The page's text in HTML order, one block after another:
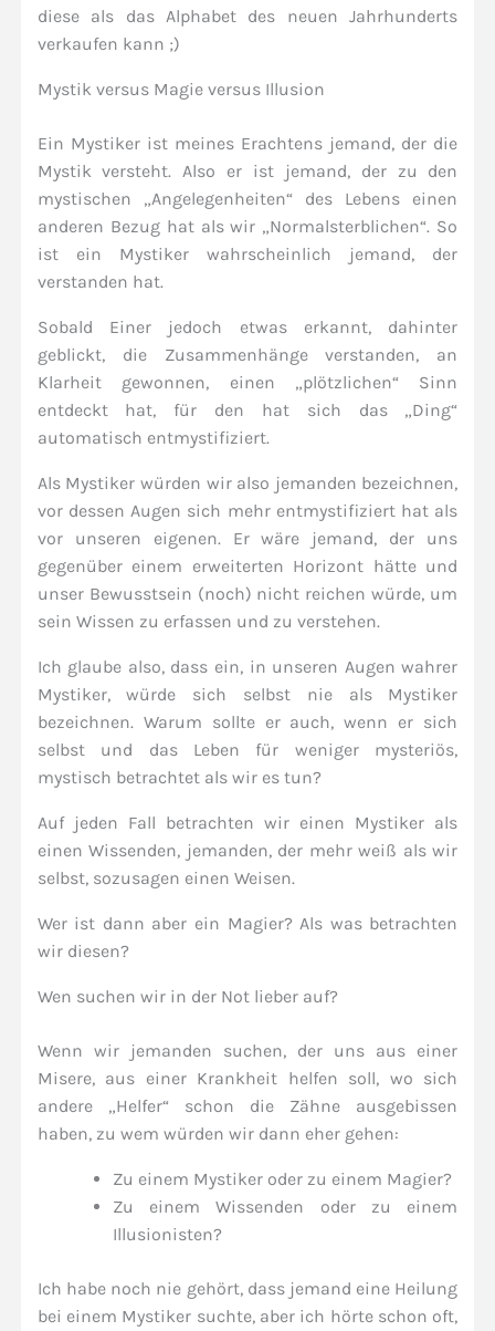
diese als das Alphabet des neuen Jahrhunderts
verkaufen kann ;)
Mystik versus Magie versus Illusion
Ein Mystiker ist meines Erachtens jemand, der die
Mystik versteht. Also er ist jemand, der zu den
mystischen „Angelegenheiten“ des Lebens einen
anderen Bezug hat als wir „Normalsterblichen“. So
ist ein Mystiker wahrscheinlich jemand, der
verstanden hat.
Sobald Einer jedoch etwas erkannt, dahinter
geblickt, die Zusammenhänge verstanden, an
Klarheit gewonnen, einen „plötzlichen“ Sinn
entdeckt hat, für den hat sich das „Ding“
automatisch entmystifiziert.
Als Mystiker würden wir also jemanden bezeichnen,
vor dessen Augen sich mehr entmystifiziert hat als
vor unseren eigenen. Er wäre jemand, der uns
gegenüber einem erweiterten Horizont hätte und
unser Bewusstsein (noch) nicht reichen würde, um
sein Wissen zu erfassen und zu verstehen.
Ich glaube also, dass ein, in unseren Augen wahrer
Mystiker, würde sich selbst nie als Mystiker
bezeichnen. Warum sollte er auch, wenn er sich
selbst und das Leben für weniger mysteriös,
mystisch betrachtet als wir es tun?
Auf jeden Fall betrachten wir einen Mystiker als
einen Wissenden, jemanden, der mehr weiß als wir
selbst, sozusagen einen Weisen.
Wer ist dann aber ein Magier? Als was betrachten
wir diesen?
Wen suchen wir in der Not lieber auf?
Wenn wir jemanden suchen, der uns aus einer
Misere, aus einer Krankheit helfen soll, wo sich
andere „Helfer“ schon die Zähne ausgebissen
haben, zu wem würden wir dann eher gehen:
Zu einem Mystiker oder zu einem Magier?
Zu einem Wissenden oder zu einem
Illusionisten?
Ich habe noch nie gehört, dass jemand eine Heilung
bei einem Mystiker suchte, aber ich hörte schon oft,